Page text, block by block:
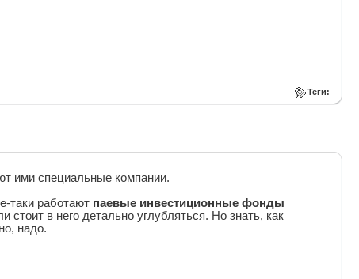
Теги:
ими специальные компании.
таки работают паевые инвестиционные фонды
стоит в него детально углубляться. Но знать, как
надо.